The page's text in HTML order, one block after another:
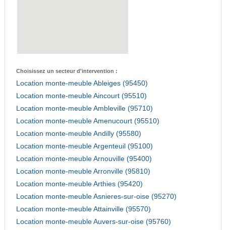
Choisissez un secteur d'intervention :
Location monte-meuble Ableiges (95450)
Location monte-meuble Aincourt (95510)
Location monte-meuble Ambleville (95710)
Location monte-meuble Amenucourt (95510)
Location monte-meuble Andilly (95580)
Location monte-meuble Argenteuil (95100)
Location monte-meuble Arnouville (95400)
Location monte-meuble Arronville (95810)
Location monte-meuble Arthies (95420)
Location monte-meuble Asnieres-sur-oise (95270)
Location monte-meuble Attainville (95570)
Location monte-meuble Auvers-sur-oise (95760)